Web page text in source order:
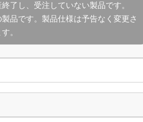
了し、受注していない製品です。
品です。製品仕様は予告なく変更さ
。